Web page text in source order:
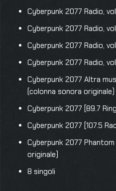
Cyberpunk 2077 Radio,
Cyberpunk 2077 Radio,
Cyberpunk 2077 Radio,
Cyberpunk 2077 Radio,
Cyberpunk 2077 Altra
(colonna sonora originale)
Cyberpunk 2077 [89.7
Cyberpunk 2077 [107.5
Cyberpunk 2077
originale)
8 singoli